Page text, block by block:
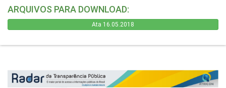
ARQUIVOS PARA DOWNLOAD:
Ata 16.05.2018